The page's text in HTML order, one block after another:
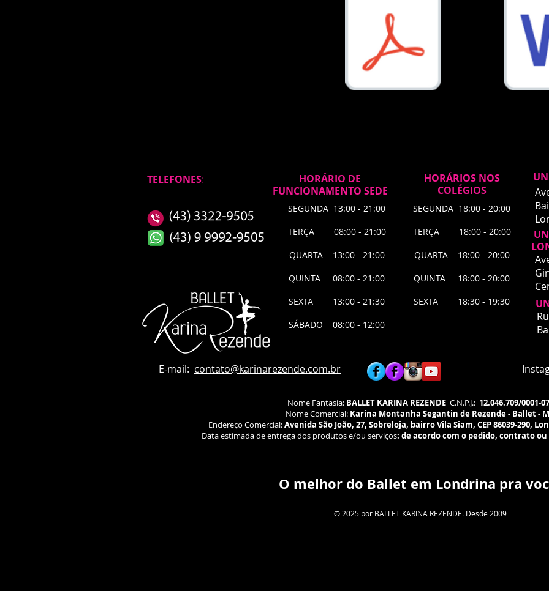
TELEFONES:
HORÁRIO DE
FUNCIONAMENTO SEDE
SEGUNDA 13:00 - 21:00
TERÇA 08:00 - 21:00
QUARTA 13:00 - 21:00
QUINTA 08:00 - 21:00
SEXTA 13:00 - 21:30
SÁBADO 08:00 - 12:00
HORÁRIOS NOS
COLÉGIOS
SEGUNDA 18:00 - 20:00
TERÇA 18:00 - 20:00
QUARTA 18:00 - 20:00
QUINTA 18:00 - 20:00
SEXTA 18:30 - 19:30
E-mail: contato@karinarezende.com.br
Nome Fantasia: BALLET KARINA REZENDE C.N.P.J.: 12.046.709/0001-
Nome Comercial: Karina Montanha Segantin de Rezende - Ballet -
Endereço Comercial:Avenida São João, 27, Sobreloja, bairro Vila Siam, CEP 86039-290,
Data estimada de entrega dos produtos e/ou serviços: de acordo com o pedido, contrato
O melhor do Ballet em Londrina pra
© 2025 por BALLET KARINA REZENDE. Desde 2009